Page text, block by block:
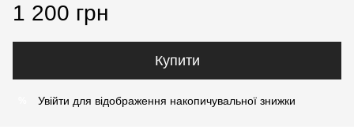
1 200 грн
Купити
Увійти для відображення накопичувальної знижки